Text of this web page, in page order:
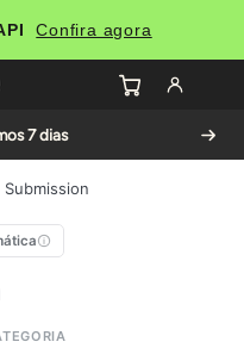
Confira agora
7 dias
Submission